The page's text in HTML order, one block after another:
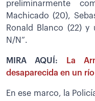
preliminarmente
Machicado (20),
Ronald Blanco (22) y
N/N”.
MIRA AQUÍ:
La
desaparecida en un
En ese marco, la